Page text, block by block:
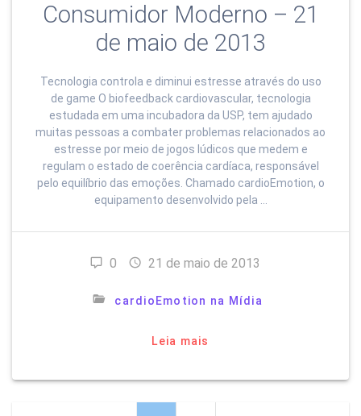
Consumidor Moderno – 21
de maio de 2013
Tecnologia controla e diminui estresse através do uso
de game O biofeedback cardiovascular, tecnologia
estudada em uma incubadora da USP, tem ajudado
muitas pessoas a combater problemas relacionados ao
estresse por meio de jogos lúdicos que medem e
regulam o estado de coerência cardíaca, responsável
pelo equilíbrio das emoções. Chamado cardioEmotion, o
equipamento desenvolvido pela …
0 21 de maio de 2013
cardioEmotion na Mídia
Leia mais